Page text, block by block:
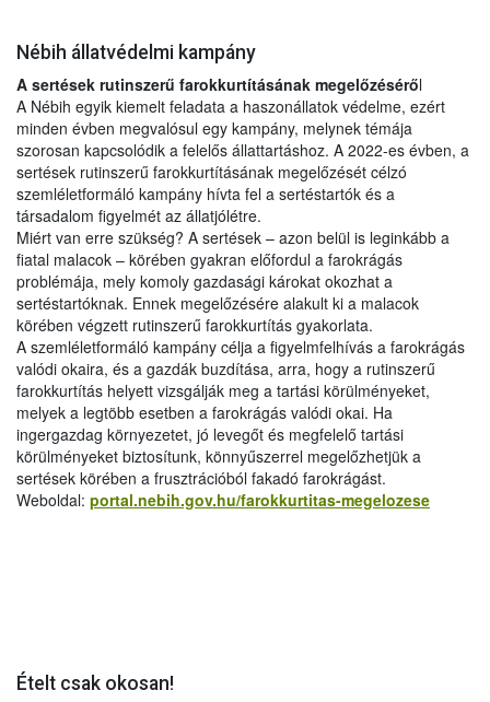
Nébih állatvédelmi kampány
A sertések rutinszerű farokkurtításának megelőzéséről
A Nébih egyik kiemelt feladata a haszonállatok védelme, ezért
minden évben megvalósul egy kampány, melynek témája
szorosan kapcsolódik a felelős állattartáshoz. A 2022-es évben, a
sertések rutinszerű farokkurtításának megelőzését célzó
szemléletformáló kampány hívta fel a sertéstartók és a
társadalom figyelmét az állatjólétre.
Miért van erre szükség? A sertések – azon belül is leginkább a
fiatal malacok – körében gyakran előfordul a farokrágás
problémája, mely komoly gazdasági károkat okozhat a
sertéstartóknak. Ennek megelőzésére alakult ki a malacok
körében végzett rutinszerű farokkurtítás gyakorlata.
A szemléletformáló kampány célja a figyelmfelhívás a farokrágás
valódi okaira, és a gazdák buzdítása, arra, hogy a rutinszerű
farokkurtítás helyett vizsgálják meg a tartási körülményeket,
melyek a legtöbb esetben a farokrágás valódi okai. Ha
ingergazdag környezetet, jó levegőt és megfelelő tartási
körülményeket biztosítunk, könnyűszerrel megelőzhetjük a
sertések körében a frusztrációból fakadó farokrágást.
Weboldal: portal.nebih.gov.hu/farokkurtitas-megelozese
Ételt csak okosan!